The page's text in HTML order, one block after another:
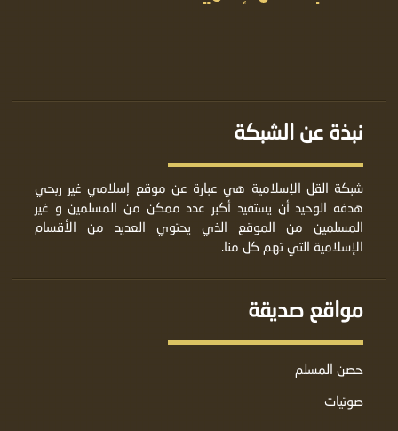
نبذة عن الشبكة
شبكة القل الإسلامية هي عبارة عن موقع إسلامي غير ربحي
هدفه الوحيد أن يستفيد أكبر عدد ممكن من المسلمين و غير
المسلمين من الموقع الذي يحتوي العديد من الأقسام
الإسلامية التي تهم كل منا.
مواقع صديقة
حصن المسلم
صوتيات